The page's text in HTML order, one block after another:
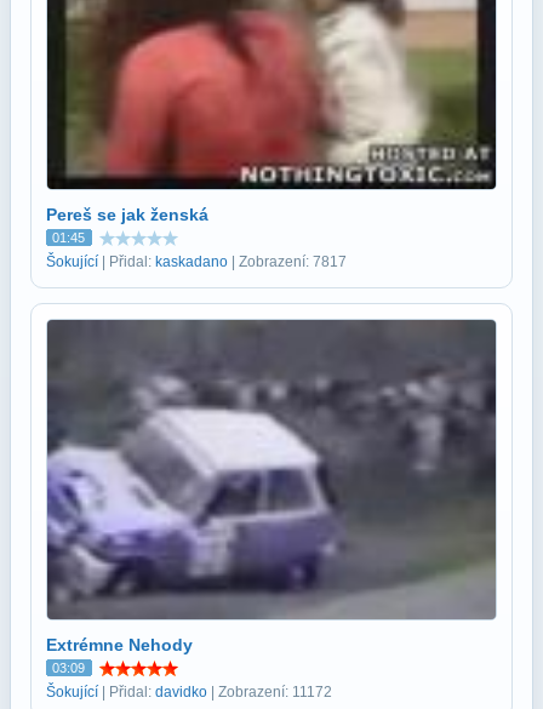
Pereš se jak ženská
01:45
Šokující | Přidal: kaskadano | Zobrazení: 7817
Extrémne Nehody
03:09
Šokující | Přidal: davidko | Zobrazení: 11172